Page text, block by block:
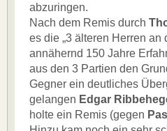
abzuringen.
Nach dem Remis durch
es die „3 älteren Herren an
annähernd 150 Jahre
aus den 3 Partien den
Gegner ein deutliches
gelangen Edgar
holte ein Remis (gegen